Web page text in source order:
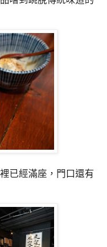
已經滿座，門口還有